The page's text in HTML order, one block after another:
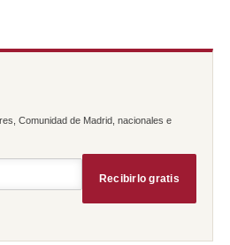
Comunidad de Madrid, nacionales e
Recibirlo gratis